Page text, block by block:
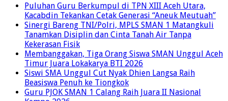
Puluhan Guru Berkumpul di TPN XIII Aceh Utara,
Kacabdin Tekankan Cetak Generasi “Aneuk Meutuah”
Sinergi Bareng TNI/Polri, MPLS SMAN 1 Matangkuli
Tanamkan Disiplin dan Cinta Tanah Air Tanpa
Kekerasan Fisik
Membanggakan, Tiga Orang Siswa SMAN Unggul Aceh
Timur Juara Lokakarya BTI 2026
Siswi SMA Unggul Cut Nyak Dhien Langsa Raih
Beasiswa Penuh ke Tiongkok
Guru PJOK SMAN 1 Calang Raih Juara II Nasional